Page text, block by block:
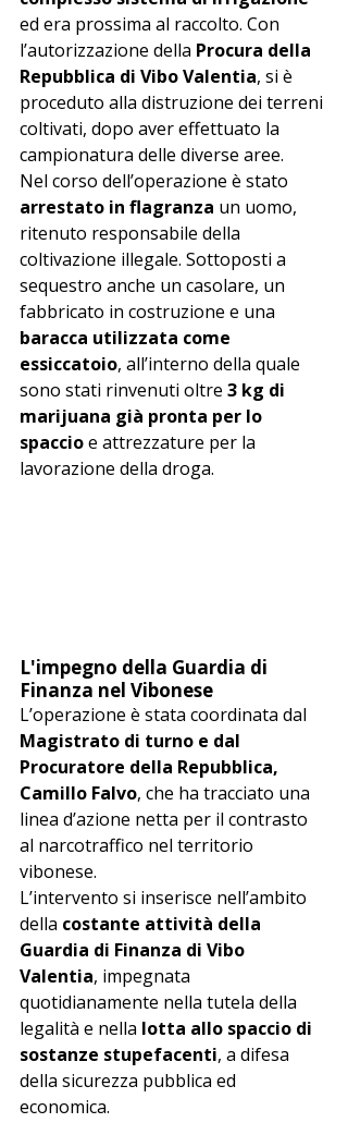
ed era prossima al raccolto. Con
l’autorizzazione della Procura della
Repubblica di Vibo Valentia, si è
proceduto alla distruzione dei terreni
coltivati, dopo aver effettuato la
campionatura delle diverse aree.
Nel corso dell’operazione è stato
arrestato in flagranza un uomo,
ritenuto responsabile della
coltivazione illegale. Sottoposti a
sequestro anche un casolare, un
fabbricato in costruzione e una
baracca utilizzata come
essiccatoio, all’interno della quale
sono stati rinvenuti oltre 3 kg di
marijuana già pronta per lo
spaccio e attrezzature per la
lavorazione della droga.
L'impegno della Guardia di
Finanza nel Vibonese
L’operazione è stata coordinata dal
Magistrato di turno e dal
Procuratore della Repubblica,
Camillo Falvo, che ha tracciato una
linea d’azione netta per il contrasto
al narcotraffico nel territorio
vibonese.
L’intervento si inserisce nell’ambito
della costante attività della
Guardia di Finanza di Vibo
Valentia, impegnata
quotidianamente nella tutela della
legalità e nella lotta allo spaccio di
sostanze stupefacenti, a difesa
della sicurezza pubblica ed
economica.